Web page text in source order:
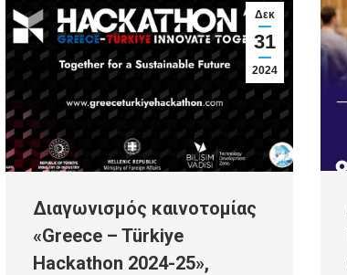
Δεκ
31
2024
Διαγωνισμός καινοτομίας
«Greece – Türkiye
Hackathon 2024-25»,